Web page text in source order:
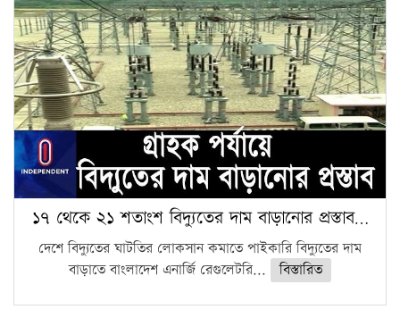
১৭ থেকে ২১ শতাংশ বিদ্যুতের দাম বাড়ানোর প্রস্তাব…
দেশে বিদ্যুতের ঘাটতির লোকসান কমাতে পাইকারি বিদ্যুতের দাম
বাড়াতে বাংলাদেশ এনার্জি রেগুলেটরি...
বিস্তারিত